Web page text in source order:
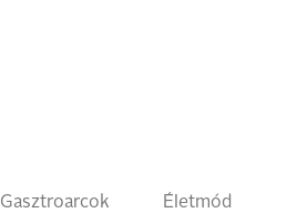
Gasztroarcok Életmód